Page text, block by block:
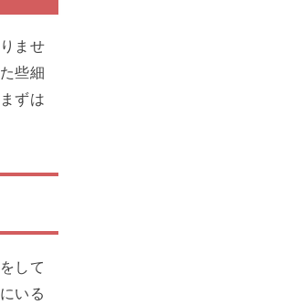
ませ
些細
ずは
して
いる